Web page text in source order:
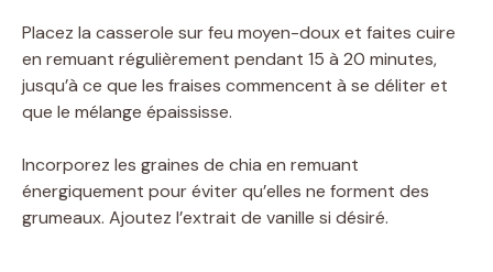
Placez la casserole sur feu moyen-doux et faites cuire
en remuant régulièrement pendant 15 à 20 minutes,
jusqu’à ce que les fraises commencent à se déliter et
que le mélange épaississe.
Incorporez les graines de chia en remuant
énergiquement pour éviter qu’elles ne forment des
grumeaux. Ajoutez l’extrait de vanille si désiré.